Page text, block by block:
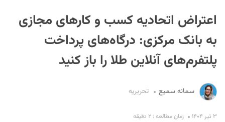
اعتراض اتحادیه کسب و کارهای مجازی
به بانک مرکزی: درگاه‌های پرداخت
پلتفرم‌های آنلاین طلا را باز کنید
سمانه سمیع تحریریه
۳ تیر ۱۴۰۴ زمان مطالعه : ۲ دقیقه